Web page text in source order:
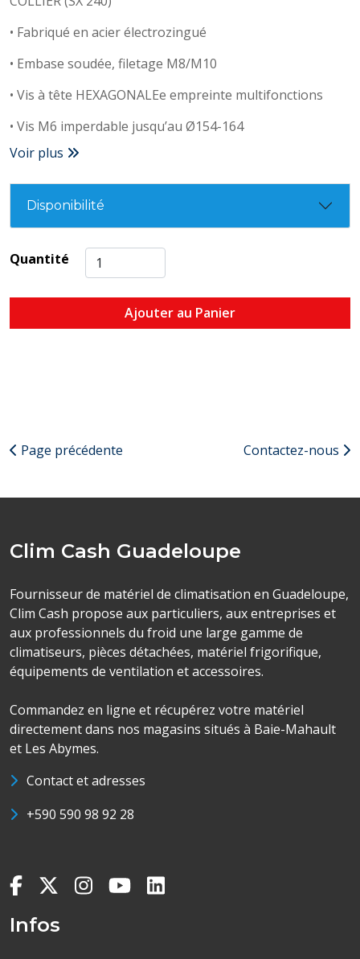
• Fabriqué en acier électrozingué
• Embase soudée, filetage M8/M10
• Vis à tête HEXAGONALEe empreinte multifonctions
• Vis M6 imperdable jusqu’au Ø154-164
Voir plus
Disponibilité
Quantité
Ajouter au Panier
Page précédente Contactez-nous
Clim Cash Guadeloupe
Fournisseur de matériel de climatisation en Guadeloupe,
Clim Cash propose aux particuliers, aux entreprises et
aux professionnels du froid une large gamme de
climatiseurs, pièces détachées, matériel frigorifique,
équipements de ventilation et accessoires.
Commandez en ligne et récupérez votre matériel
directement dans nos magasins situés à Baie-Mahault
et Les Abymes.
Contact et adresses
+590 590 98 92 28
Infos